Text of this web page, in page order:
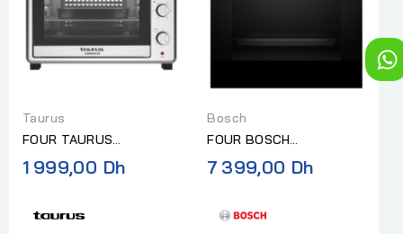
Taurus
FOUR TAURUS
ÉLECTRIQUE HARMONY
60 L
1 999,00 Dh
Bosch
FOUR BOSCH
ELECTRIQUE
MULTIFONCTION SERIE 6
7 399,00 Dh